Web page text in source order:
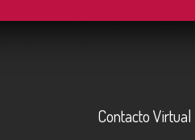
Contacto Virtual